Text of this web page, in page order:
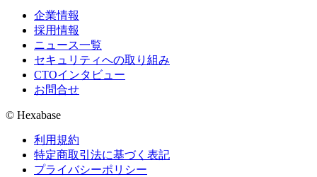
企業情報
採用情報
ニュース一覧
セキュリティへの取り組み
CTOインタビュー
お問合せ
© Hexabase
利用規約
特定商取引法に基づく表記
プライバシーポリシー